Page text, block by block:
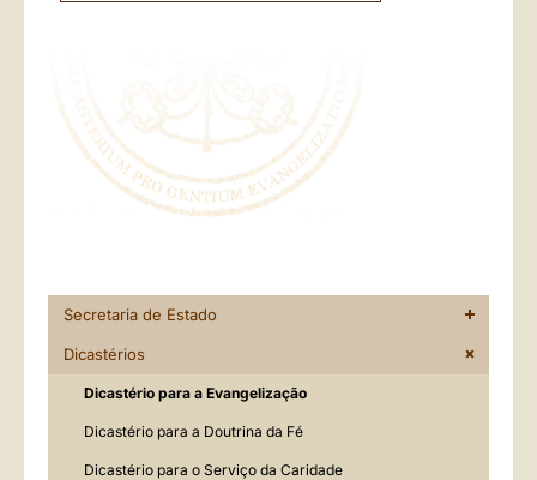
Secretaria de Estado
Dicastérios
Dicastério para a Evangelização
Dicastério para a Doutrina da Fé
Dicastério para o Serviço da Caridade